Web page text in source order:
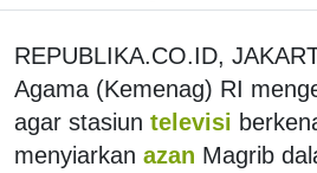
REPUBLIKA.CO.ID,
Agama (Kemenag) RI
agar stasiun televisi
menyiarkan azan Magrib